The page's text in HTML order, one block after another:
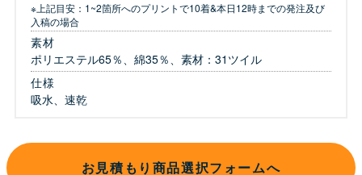
※上記目安：1~2箇所へのプリントで10着&本日12時までの発注及び
入稿の場合
素材
ポリエステル65％、綿35％、素材：31ツイル
仕様
吸水、速乾
お見積もり商品選択フォームへ